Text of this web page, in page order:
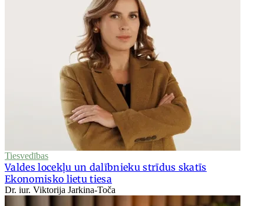
Tiesvedības
Valdes locekļu un dalībnieku strīdus skatīs
Ekonomisko lietu tiesa
Dr. iur. Viktorija Jarkina-Toča